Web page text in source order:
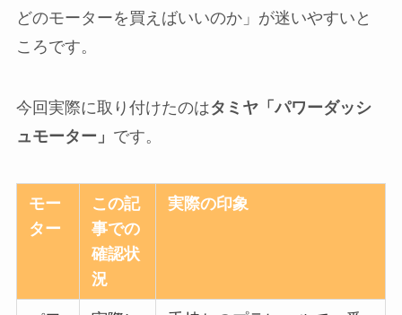
どのモーターを買えばいいのか」が迷いやすいと
ころです。
今回実際に取り付けたのはタミヤ「パワーダッシ
ュモーター」 です。
モー
ター
この記
事での
確認状
況
実際の印象